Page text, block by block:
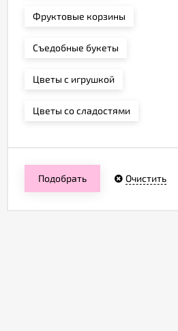
Фруктовые корзины
Съедобные букеты
Цветы с игрушкой
Цветы со сладостями
Подобрать Очистить